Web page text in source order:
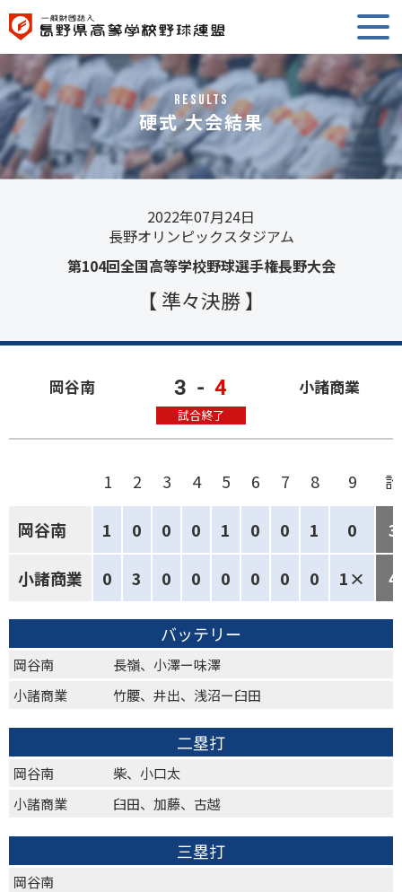
RESULTS
硬式 大会結果
2022年07月24日
長野オリンピックスタジアム
第104回全国高等学校野球選手権長野大会
【 準々決勝 】
岡谷南 3 - 4
試合終了
小諸商業
1 2 3 4 5 6 7 8 9 計
岡谷南 1 0 0 0 1 0 0 1 0 3
小諸商業 0 3 0 0 0 0 0 0 1× 4
バッテリー
岡谷南
長嶺、小澤ー味澤
小諸商業
竹腰、井出、浅沼ー臼田
二塁打
岡谷南
柴、小口太
小諸商業
臼田、加藤、古越
三塁打
岡谷南